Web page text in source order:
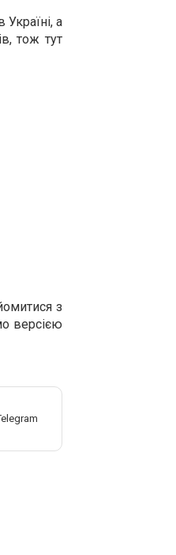
а
тож тут
з
версією